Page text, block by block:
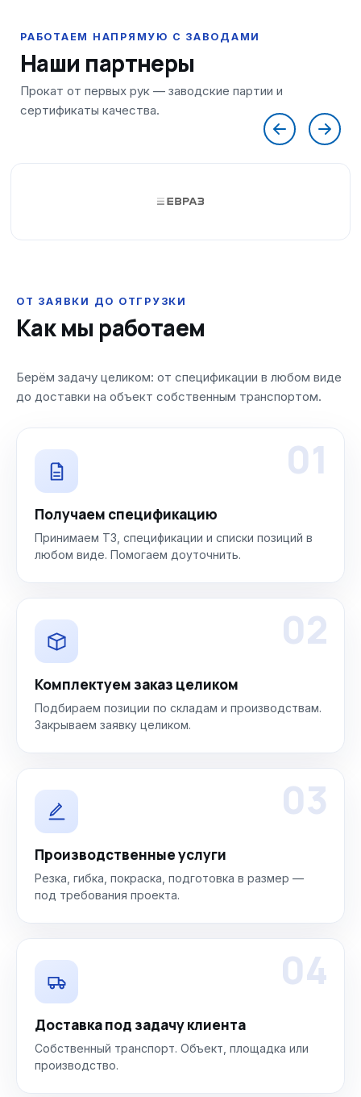
Наши партнеры
ОТ ЗАЯВКИ ДО ОТГРУЗКИ
Как мы работаем
Берём задачу целиком: от спецификации в любом виде
до доставки на объект собственным транспортом.
01
Получаем спецификацию
Принимаем ТЗ, спецификации и списки позиций в
любом виде. Помогаем доуточнить.
02
Комплектуем заказ целиком
Подбираем позиции по складам и производствам.
Закрываем заявку целиком.
03
Производственные услуги
Резка, гибка, покраска, подготовка в размер —
под требования проекта.
04
Доставка под задачу клиента
Собственный транспорт. Объект, площадка или
производство.